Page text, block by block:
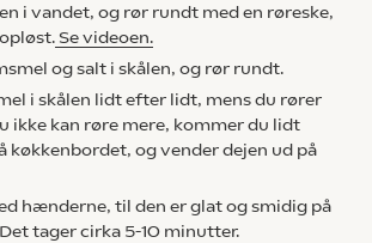
i vandet, og rør rundt med en røreske,
Se videoen.
og salt i skålen, og rør rundt.
i skålen lidt efter lidt, mens du rører
ikke kan røre mere, kommer du lidt
køkkenbordet, og vender dejen ud på
hænderne, til den er glat og smidig på
tager cirka 5-10 minutter.